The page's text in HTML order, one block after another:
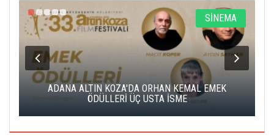
SİNEMA
ADANA ALTIN KOZA'DA ORHAN KEMAL EMEK
ÖDÜLLERİ ÜÇ USTA İSME